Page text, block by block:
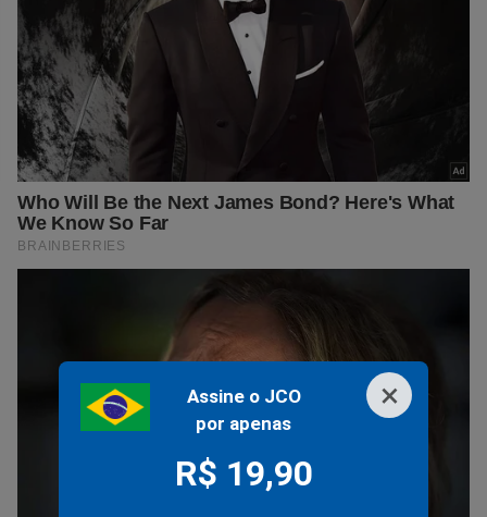
×
Assine o JCO
por apenas
R$ 19,90